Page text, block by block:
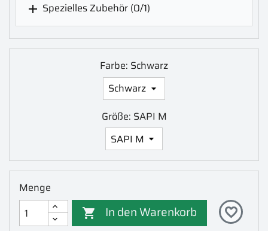
 Spezielles Zubehör (0/1)
Farbe: Schwarz
Größe: SAPI M
Menge
 In den Warenkorb favorite_border